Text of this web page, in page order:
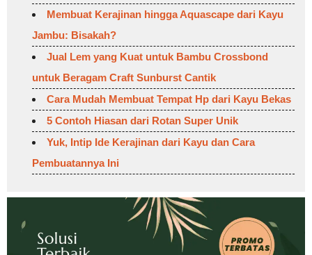
Membuat Kerajinan hingga Aquascape dari Kayu
Jambu: Bisakah?
Jual Lem yang Kuat untuk Bambu Crossbond
untuk Beragam Craft Sunburst Cantik
Cara Mudah Membuat Tempat Hp dari Kayu Bekas
5 Contoh Hiasan dari Rotan Super Unik
Yuk, Intip Ide Kerajinan dari Kayu dan Cara
Pembuatannya Ini